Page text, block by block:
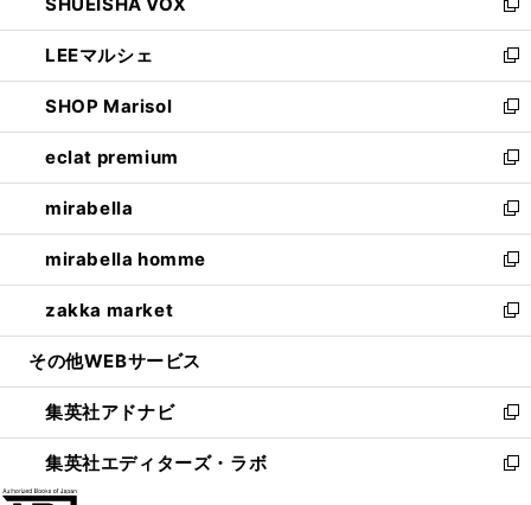
で
開
く
ド
ウ
で
開
く
ィ
ン
ド
ウ
で
開
く
い
ウ
ィ
ン
ド
ウ
で
開
く
新
し
い
ウ
ィ
ン
ド
ウ
で
開
く
LEEマルシェ
新
し
い
ウ
ィ
ン
ド
ウ
で
開
く
SHOP Marisol
新
し
い
ウ
ィ
ン
ド
ウ
で
開
eclat premium
新
し
い
ウ
ィ
ン
ド
ウ
開
く
mirabella
新
し
い
ウ
ィ
ン
ウ
で
開
く
mirabella homme
新
し
い
ウ
ン
ド
ウ
で
zakka market
新
し
ウ
ィ
ン
ド
その他WEBサービス
集英社アドナビ
新
し
い
集英社エディターズ・ラボ
新